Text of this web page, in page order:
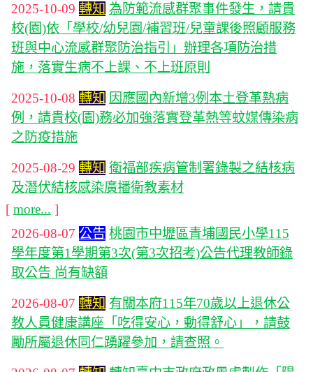
2025-10-09 轉知 為防範流感群聚事件發生，請貴
校(園)依「學校/幼兒園/補習班/兒童課後照顧服務
班與中心流感群聚防治指引」辦理各項防治措
施，落實生病不上課、不上班原則
2025-10-08 轉知 因應國內新增3例本土登革熱病
例，請貴校(園)務必加強落實登革熱等蚊媒傳染病
之防疫措施
2025-08-29 轉知 衛福部疾病管制署錄製之結核病
及潛伏結核感染廣播衛教素材
[ more... ]
2026-08-07 公告 桃園市中壢區青埔國民小學115
學年度第1學期第3次(第3次招考)公告代理教師錄
取公告 尚有缺額
2026-08-07 轉知 有關本府115年70歲以上退休公
教人員健康講座「吃得安心，動得舒心」，請鼓
勵所屬退休同仁踴躍參加，請查照。